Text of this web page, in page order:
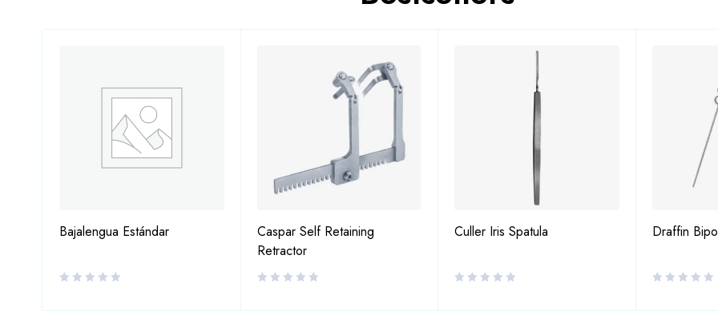
Bajalengua Estándar
Caspar Self Retaining
Retractor
Culler Iris Spatula Draffin